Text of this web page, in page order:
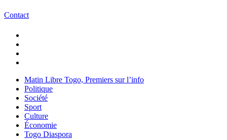
Contact
Matin Libre Togo, Premiers sur l’info
Politique
Société
Sport
Culture
Économie
Togo Diaspora